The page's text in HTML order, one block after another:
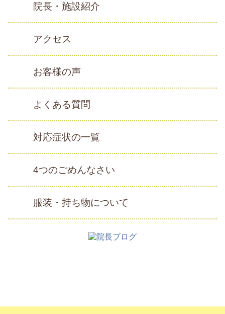
院長・施設紹介
アクセス
お客様の声
よくある質問
対応症状の一覧
4つのごめんなさい
服装・持ち物について